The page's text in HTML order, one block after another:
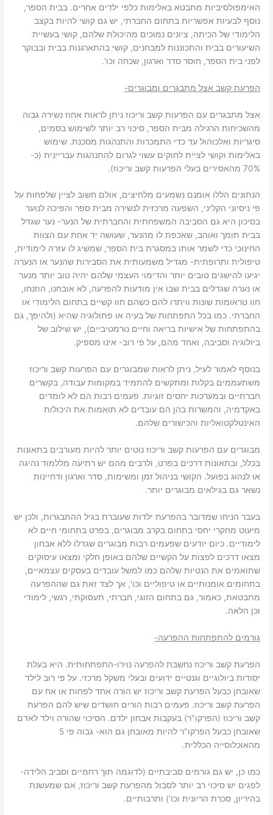
האימפולסיביות מתבטא באלימות כלפי ילדים אחרים. בבית הספר,
נוסף לבעיות אפשריות בתחום החברתי, יש גם קושי להיות בקצב
הלימודי של הכיתה, ציונים נמוכים מהיכולת שלהם, קושי בעשיית
השיעורים בבית והתכוננות למבחנים, קושי בהתארגנות בבית ובבוקר
לפני בית הספר, חוסר סדר וארגון, שכחה וכו'.
הפרעת קשב אצל מתבגרים ומבוגרים-
אצל מתבגרים עם הפרעות קשב וריכוז ניתן לראות אחוז נשירה גבוה
מהשכיחות הרגילה מבית הספר, סיכוי רב יותר לשימוש בסמים,
סיגריות ואלכוהול עד כדי התמכרות והתנהגות מסכנת. שימוש
באלימות וקושי לציית לחוקים עשוי לגרום להתנהגות עבריינית (כ-
70% מהאסירים בעלי הפרעות קשב וריכוז).
הנתונים הללו אומנם נשמעים מלחיצים, אולם חשוב לציין שלפחות על
פי ניסיוני הקליני, השפעה מרכזית לנשירה מבית ספר והפיכה לנוער
בסיכון היא גם הסביבה המשפחתית והחברתית של הנער- נער שגדל
בבית תומך ואוהב, שאכפת לו מהנער, שעושה יד אחת עם הצוות
החינוכי כדי לשמר אותו במסגרת בית הספר, שמשיג לו עזרה לימודית,
טיפולית ותרופתית- מגדיל משמעותית את הסבירות שהנער או הנערה
יגיעו להישגים טובים יותר והדימוי העצמי שלהם יהיה טוב יותר מנער
או נערה שגדלים בבית שבו אין מודעות להפרעה, לא אובחנו, הוזנחו,
חוו טראומות שונות וויתרו להם כשהם חוו קשיים בתחום הלימודי או
החברתי. כמו בכל התפתחות של בעיה או פתולוגיה שהיא (ולהיפך, גם
בהתפתחות של אישיות בריאה וחיים נורמטיביים), יש שילוב של
ביולוגיה וסביבה, ואחד מהם, על פי רוב- אינו מספיק.
בנוסף לאמור לעיל, ניתן לראות שמבוגרים עם הפרעות קשב וריכוז
משתעממים בקלות ומתקשים להתמיד במקומות עבודה, בקשרים
חברתיים ובמערכות יחסים זוגיות. פעמים רבות הם לא לומדים
באקדמיה, והמשרות בהן הם עובדים לא תואמות את היכולות
האינטלקטואליות והכישורים שלהם.
מבוגרים עם הפרעות קשב וריכוז נוטים יותר להיות מעורבים בתאונות
בכלל, ובתאונות דרכים בפרט, ולרבים מהם יש רתיעה מללמוד נהיגה
או לנהוג בפועל. הקושי בניהול זמן ומשימות, סדר וארגון ודחיינות
נשאר גם בגילאים מבוגרים יותר.
בעבר הניחו שמדובר בהפרעת ילדות שעוברת בגיל ההתבגרות, ולכן יש
מיעוט מחקרי יחסי בתחום בקרב מבוגרים, בפרט בתחומי חיים לא
לימודיים. כיום יודעים שפעמים רבות מבוגרים שגדלו ללא אבחון
מצאו דרכים לפצות על הקשיים שלהם באופן חלקי ומצאו עיסוקים
שתואמים את הנטיות שלהם כמו למשל עובדים בעסקים עצמאיים,
בתחומים אומנותיים או טיפוליים וכו', אך לצד זאת גם שההפרעה
מתבטאת, כאמור, גם בתחום הזוגי, חברתי, תעסוקתי, רגשי, לימודי
וכן הלאה.
גורמים להתפתחות ההפרעה-
הפרעת קשב וריכוז נחשבת להפרעה נוירו-התפתחותית. היא בעלת
יסודות ביולוגיים וגנטיים ידועים ובעלי משקל מרכזי. על פי רוב לילד
שאובחן כבעל הפרעת קשב וריכוז יש הורה אחד לפחות או אח עם
הפרעת קשב וריכוז. פעמים רבות הורים חושדים שיש להם הפרעת
קשב וריכוז (הפרקו"ר) בעקבות אבחון ילדם. הסיכוי שהורה וילד לאדם
שאובחן כבעל הפרקו"ר להיות מאובחן גם הוא- גבוה פי 5
מהאוכלוסייה הכללית.
כמו כן, יש גם גורמים סביבתיים (לדוגמה תוך רחמיים וסביב הלידה-
לפגים יש סיכוי רב יותר לסבול מהפרעת קשב וריכוז, אם שמעשנת
בהיריון, סכרת הריונית וכו') ותרבותיים.